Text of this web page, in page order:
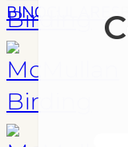
BINOCULARES